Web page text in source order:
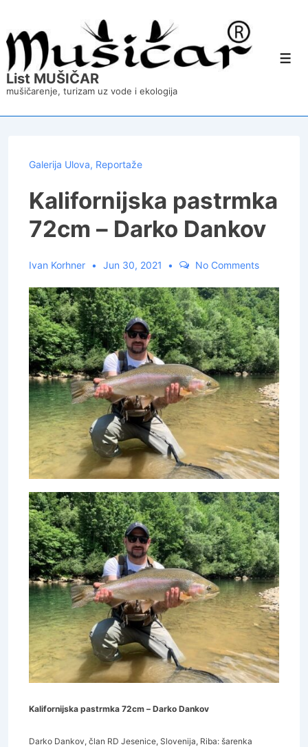
Main
Content
List MUŠIČAR
mušičarenje, turizam uz vode i ekologija
Galerija Ulova, Reportaže
Kalifornijska pastrmka
72cm – Darko Dankov
Ivan Korhner Jun 30, 2021 No Comments
Kalifornijska pastrmka 72cm – Darko Dankov
Darko Dankov, član RD Jesenice, Slovenija, Riba: šarenka